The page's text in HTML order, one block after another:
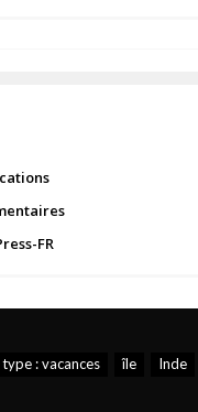
FR
type : vacances île Inde